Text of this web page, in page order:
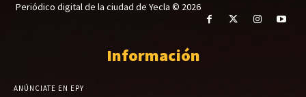
Periódico digital de la ciudad de Yecla © 2026
Información
ANÚNCIATE EN EPY